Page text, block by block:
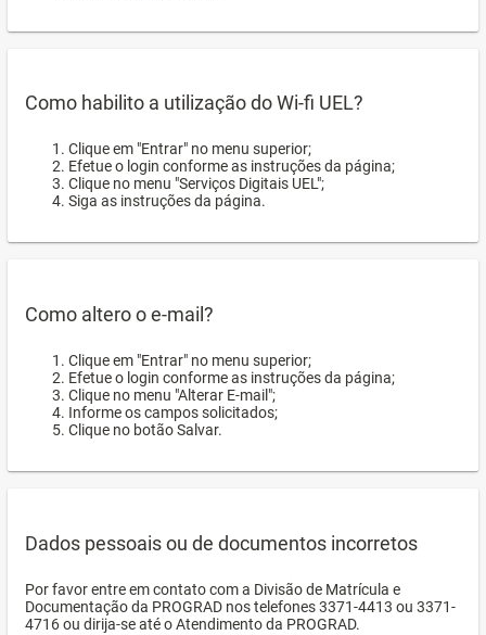
Como habilito a utilização do Wi-fi UEL?
Clique em "Entrar" no menu superior;
Efetue o login conforme as instruções da página;
Clique no menu "Serviços Digitais UEL";
Siga as instruções da página.
Como altero o e-mail?
Clique em "Entrar" no menu superior;
Efetue o login conforme as instruções da página;
Clique no menu "Alterar E-mail";
Informe os campos solicitados;
Clique no botão Salvar.
Dados pessoais ou de documentos incorretos
Por favor entre em contato com a Divisão de Matrícula e
Documentação da PROGRAD nos telefones 3371-4413 ou 3371-
4716 ou dirija-se até o Atendimento da PROGRAD.